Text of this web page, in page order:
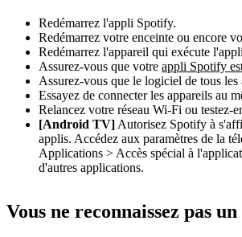
Redémarrez l'appli Spotify.
Redémarrez votre enceinte ou encore
Redémarrez l'appareil qui exécute
Assurez-vous que votre appli Spotify
Assurez-vous que le logiciel de tous les
Essayez de connecter les appareils au
Relancez votre réseau Wi-Fi ou testez-
[Android TV] Autorisez Spotify à
applis. Accédez aux paramètres de la
Applications > Accès spécial à
d'autres applications.
Vous ne reconnaissez pas